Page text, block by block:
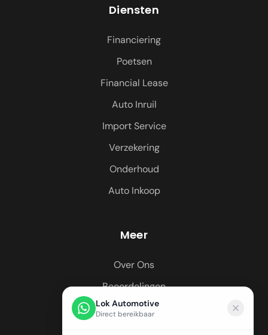
Diensten
Financiering
Poetsen
Financial Lease
Auto Inruil
Import Service
Verzekering
Onderhoud
Auto Inkoop
Meer
Over Ons
Beoordelingen
Regio's
Lok Automotive
Direct bereikbaar